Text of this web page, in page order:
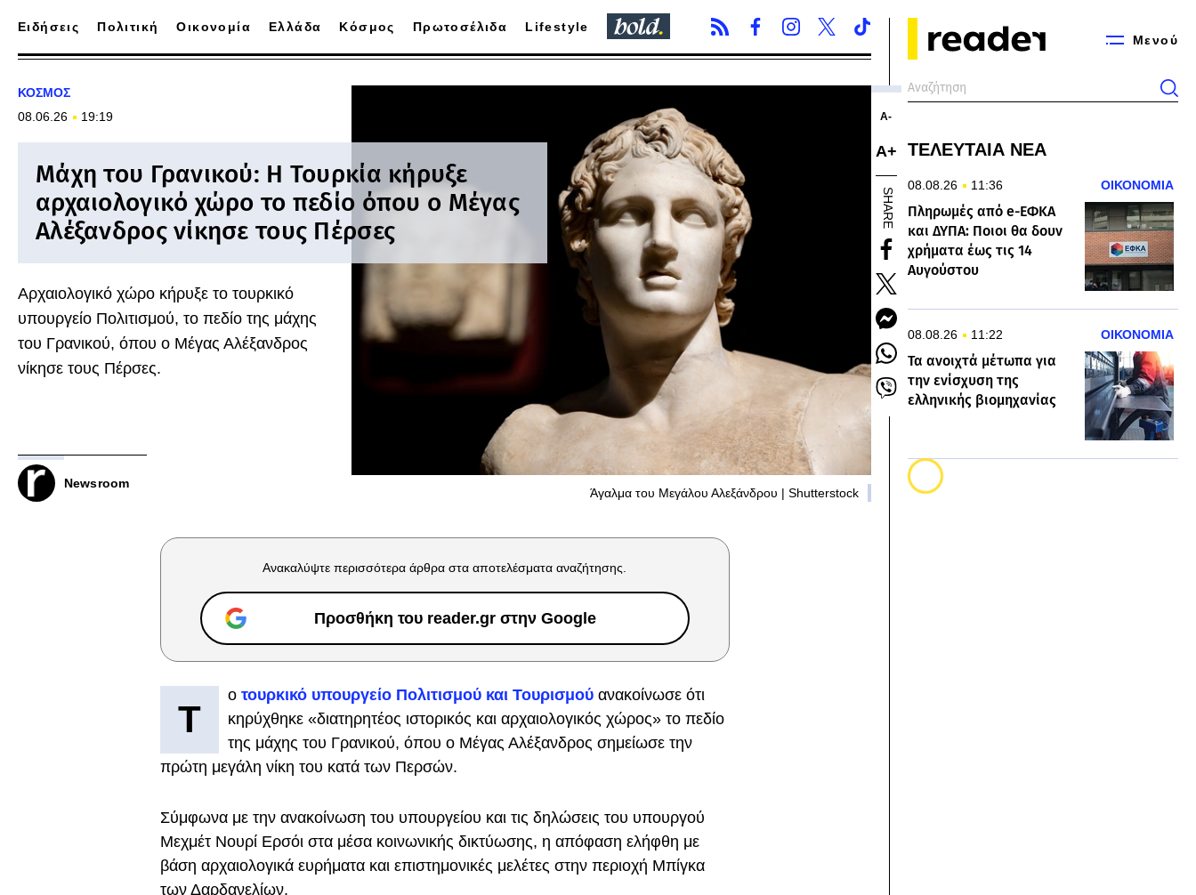
Μενού
Ειδήσεις Πολιτική Οικονομία Ελλάδα Κόσμος Πρωτοσέλιδα Lifestyle
ΚΟΣΜΟΣ
08.06.26
19:19
Μάχη του Γρανικού: Η Τουρκία κήρυξε
αρχαιολογικό χώρο το πεδίο όπου ο Μέγας
Αλέξανδρος νίκησε τους Πέρσες
Αρχαιολογικό χώρο κήρυξε το τουρκικό
υπουργείο Πολιτισμού, το πεδίο της μάχης
του Γρανικού, όπου ο Μέγας Αλέξανδρος
νίκησε τους Πέρσες.
Newsroom
Άγαλμα του Μεγάλου Αλεξάνδρου | Shutterstock
Α-
Α+
SHARE
Ανακαλύψτε περισσότερα άρθρα στα αποτελέσματα αναζήτησης.
Προσθήκη του reader.gr στην Google
Τ
ο τουρκικό υπουργείο Πολιτισμού και Τουρισμούανακοίνωσε ότι
κηρύχθηκε «διατηρητέος ιστορικός και αρχαιολογικός χώρος» το πεδίο
της μάχης του Γρανικού, όπου ο Μέγας Αλέξανδρος σημείωσε την
πρώτη μεγάλη νίκη του κατά των Περσών.
Σύμφωνα με την ανακοίνωση του υπουργείου και τις δηλώσεις του υπουργού
Μεχμέτ Νουρί Ερσόι στα μέσα κοινωνικής δικτύωσης, η απόφαση ελήφθη με
βάση αρχαιολογικά ευρήματα και επιστημονικές μελέτες στην περιοχή Μπίγκα
των Δαρδανελίων.
ΤΕΛΕΥΤΑΙΑ ΝΕΑ
08.08.26 11:36 ΟΙΚΟΝΟΜΙΑ
Πληρωμές από e-ΕΦΚΑ
και ΔΥΠΑ: Ποιοι θα δουν
χρήματα έως τις 14
Αυγούστου
08.08.26 11:22 ΟΙΚΟΝΟΜΙΑ
Τα ανοιχτά μέτωπα για
την ενίσχυση της
ελληνικής βιομηχανίας